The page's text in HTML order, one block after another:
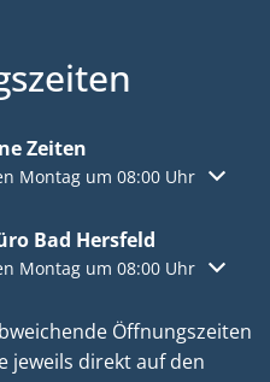
Zeiten
oder Schließzeiten
Montag um 08:00 Uhr
Bad Hersfeld
oder Schließzeiten
Montag um 08:00 Uhr
Öffnungszeiten
jeweils direkt auf den